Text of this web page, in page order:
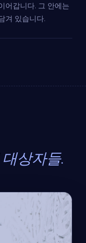
어갑니다. 그 안에는
겨 있습니다.
상자들.